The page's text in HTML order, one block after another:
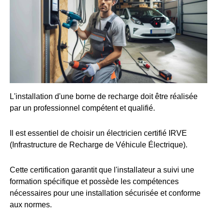
L'installation d'une borne de recharge doit être réalisée
par un professionnel compétent et qualifié.
Il est essentiel de choisir un électricien certifié IRVE
(Infrastructure de Recharge de Véhicule Électrique).
Cette certification garantit que l'installateur a suivi une
formation spécifique et possède les compétences
nécessaires pour une installation sécurisée et conforme
aux normes.